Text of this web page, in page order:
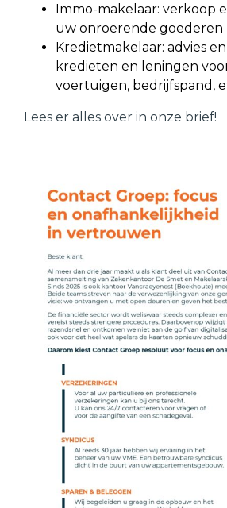
Immo-makelaar: verkoop
uw onroerende goederen
Kredietmakelaar: advies
kredieten en leningen
voertuigen, bedrijfspand,
Lees er alles over in onze brief!